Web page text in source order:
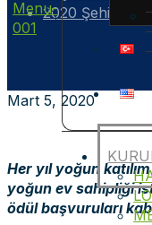
2020 Şehir
Mart 5, 2020
Her yıl yoğun
yoğun ev sahipliği
ödül başvuruları